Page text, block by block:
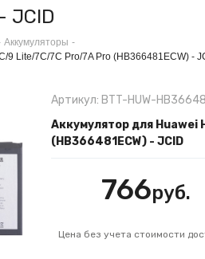
JCID
Аккумуляторы -
9 Lite/7C/7C Pro/7A Pro (HB366481ECW) -
Артикул: BTT-HUW-
Аккумулятор для
(HB366481ECW) - JCID
766руб.
Цена без учета стоимости